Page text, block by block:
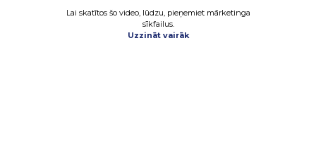
Lai skatītos šo video, lūdzu, pieņemiet mārketinga
sīkfailus.
Uzzināt vairāk